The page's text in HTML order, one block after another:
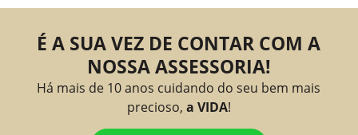
É A SUA VEZ DE CONTAR COM A
NOSSA ASSESSORIA!
Há mais de 10 anos cuidando do seu bem mais
precioso, a VIDA!